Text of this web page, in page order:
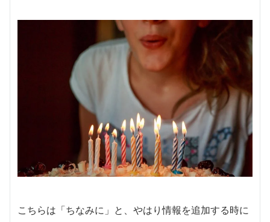
こちらは「ちなみに」と、やはり情報を追加する時に